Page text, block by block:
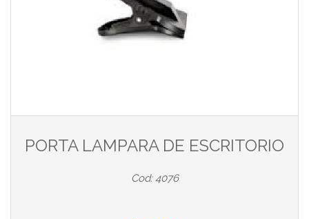
PORTA LAMPARA DE ESCRITORIO
Cod: 4076